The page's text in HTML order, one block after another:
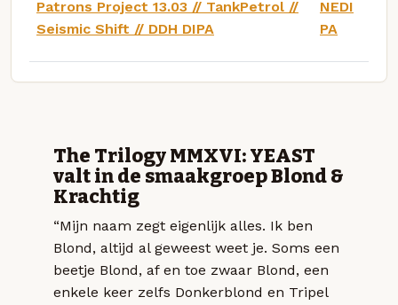
Patrons Project 13.03 // TankPetrol //
Seismic Shift // DDH DIPA
NEDI
PA
The Trilogy MMXVI: YEAST
valt in de smaakgroep Blond &
Krachtig
“Mijn naam zegt eigenlijk alles. Ik ben
Blond, altijd al geweest weet je. Soms een
beetje Blond, af en toe zwaar Blond, een
enkele keer zelfs Donkerblond en Tripel